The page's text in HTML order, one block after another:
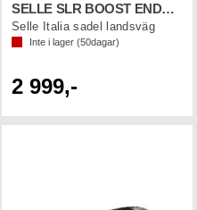
SELLE SLR BOOST ENDURAN TI316SF
Selle Italia sadel landsväg
Inte i lager (50dagar)
2 999,-